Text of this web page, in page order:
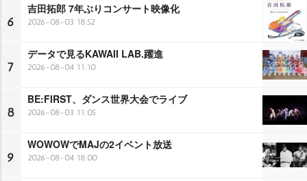
6
吉田拓郎 7年ぶりコンサート映像化
2026-08-03 18:52
7
データで見るKAWAII LAB.躍進
2026-08-04 11:10
8
BE:FIRST、ダンス世界大会でライブ
2026-08-03 11:05
9
WOWOWでMAJの2イベント放送
2026-08-04 18:00